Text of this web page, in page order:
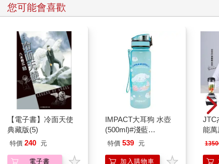
您可能會喜歡
【電子書】冷面天使
典藏版(5)
特價 240 元
電子書
IMPACT大耳狗 水壺
(500ml)#淺藍
IMCMB01LB
特價 539 元
加入購物車
JTC
能